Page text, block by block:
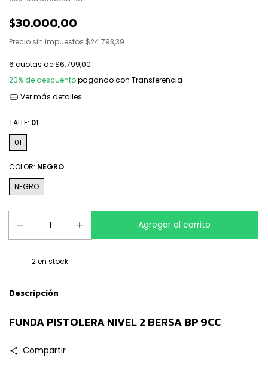
$30.000,00
Precio sin impuestos $24.793,39
6 cuotas de$6.799,00
20% de descuentopagando con Transferencia
Ver más detalles
TALLE: 01
01
COLOR: NEGRO
NEGRO
2en stock
Descripción
FUNDA PISTOLERA NIVEL 2 BERSA BP 9CC
Compartir